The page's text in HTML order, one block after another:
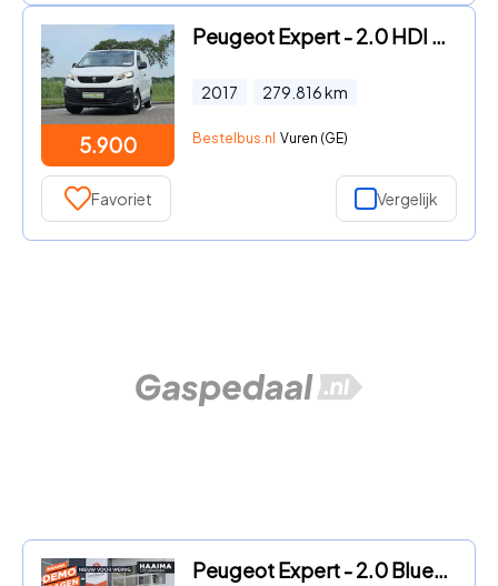
5.900
Peugeot Expert - 2.0 HDI Airco Euro6
2017 279.816km
Bestelbus.nl Vuren (GE)
Favoriet Vergelijk
Peugeot Expert - 2.0 BlueHDi 145 L3 | Nieuwe auto | Full led | Bumpers in kle